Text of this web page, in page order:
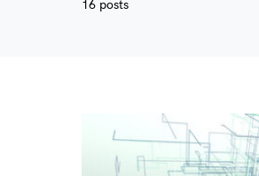
16 posts